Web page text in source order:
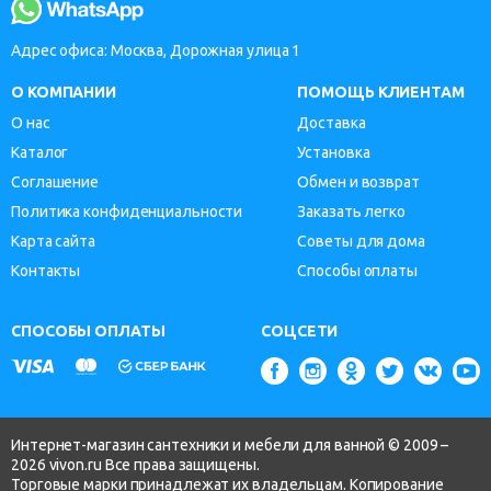
Адрес офиса: Москва, Дорожная улица 1
О КОМПАНИИ
О нас
Каталог
Соглашение
Политика конфиденциальности
Карта сайта
Контакты
ПОМОЩЬ КЛИЕНТАМ
Доставка
Установка
Обмен и возврат
Заказать легко
Советы для дома
Способы оплаты
СПОСОБЫ ОПЛАТЫ СОЦСЕТИ
Интернет-магазин сантехники и мебели для ванной © 2009 –
2026 vivon.ru Все права защищены.
Торговые марки принадлежат их владельцам. Копирование